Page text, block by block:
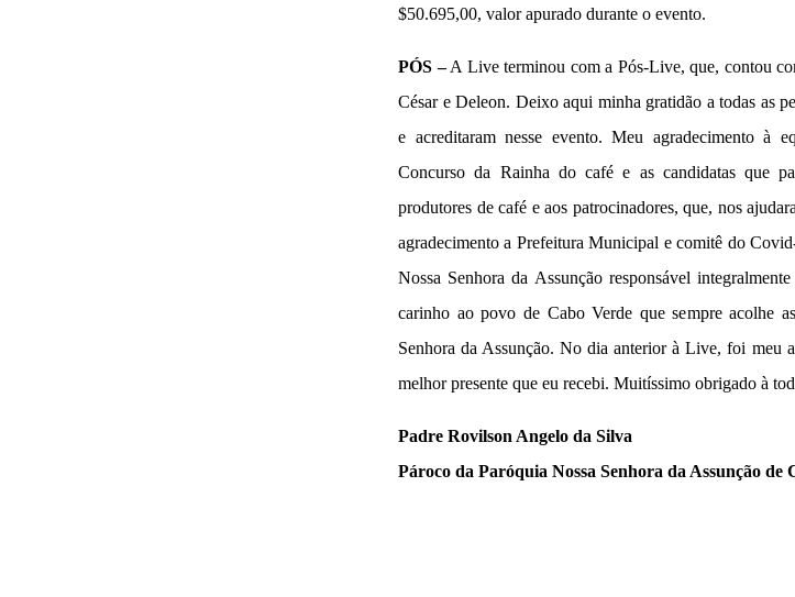
$50.695,00, valor apurado durante o evento.
PÓS –A Live terminou com a Pós-Live, que, contou
César e Deleon. Deixo aqui minha gratidão a todas as
e acreditaram nesse evento. Meu agradecimento à
Concurso da Rainha do café e as candidatas que
produtores de café e aos patrocinadores, que, nos
agradecimento a Prefeitura Municipal e comitê do
Nossa Senhora da Assunção responsável
carinho ao povo de Cabo Verde que sempre acolhe
Senhora da Assunção. No dia anterior à Live, foi meu
melhor presente que eu recebi. Muitíssimo obrigado à
Padre Rovilson Angelo da Silva
Pároco da Paróquia Nossa Senhora da Assunção de